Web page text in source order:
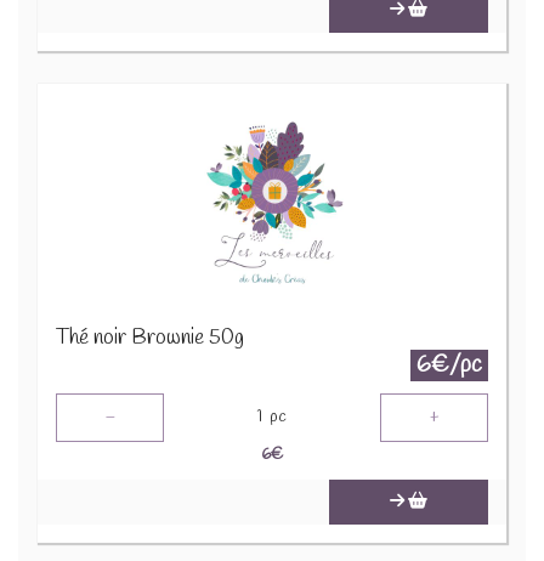
Thé noir Brownie 50g
6€/pc
- 1 pc +
6€